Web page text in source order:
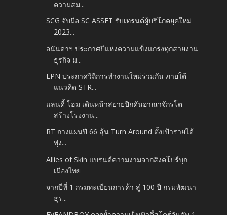
ความสม...
SCG จับมือ SC ASSET รับเทรนด์ผู้บริโภคยุคใหม่
2023...
อนันดาฯ ประกาศปีแห่งความแข็งแกร่งทุกสายงาน
ธุรกิจ ม...
LPN ประกาศวิถีการทำงานใหม่ร่วมกัน ภายใต้
แนวคิด STR...
แลนดี้ โฮม เดินหน้าสยายปีกดันอาณาจักรโต
สร้างโรงงาน...
RT กางแผนปี 66 ลุ้น Turn Around ตั้งเป้ารายได้
พุ่ง...
Allies of Skin แบรนด์ความงามจากสิงคโปร์บุก
เมืองไทย
จากปีที่ 1 กรมทะเบียนการค้า สู่ 100 ปี กรมพัฒนา
ธุร...